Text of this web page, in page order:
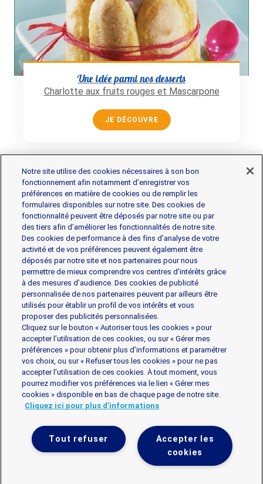
Une idée parmi nos desserts
Charlotte aux fruits rouges et Mascarpone
JE DÉCOUVRE
Les produits
Gorgonzola Mascarpone
Mozzarella
Parmesan et Pâtes dures
Ricotta
L’assortiment professionale
Mentions légales
Politique de données personnelles
Politique de Gestion des cookies
Contact
Mes consentements cookies
Galbani
surFacebook
Galbani
surYoutube
Galbani
surInstagram
Contact
Notre site utilise des cookies nécessaires à son bon
fonctionnement afin notamment d’enregistrer vos
préférences en matière de cookies ou de remplir les
formulaires disponibles sur notre site. Des cookies de
fonctionnalité peuvent être déposés par notre site ou par
des tiers afin d’améliorer les fonctionnalités de notre site.
Des cookies de performance à des fins d’analyse de votre
activité et de vos préférences peuvent également être
déposés par notre site et nos partenaires pour nous
permettre de mieux comprendre vos centres d'intérêts grâce
à des mesures d’audience. Des cookies de publicité
personnalisée de nos partenaires peuvent par ailleurs être
utilisés pour établir un profil de vos intérêts et vous
proposer des publicités personnalisées.
Cliquez sur le bouton « Autoriser tous les cookies » pour
accepter l’utilisation de ces cookies, ou sur « Gérer mes
préférences » pour obtenir plus d’informations et paramétrer
vos choix, ou sur « Refuser tous les cookies » pour ne pas
accepter l’utilisation de ces cookies. À tout moment, vous
pourrez modifier vos préférences via le lien « Gérer mes
cookies » disponible en bas de chaque page de notre site.
Cliquez ici pour plus d’informations
Accepter les
cookies
Tout refuser